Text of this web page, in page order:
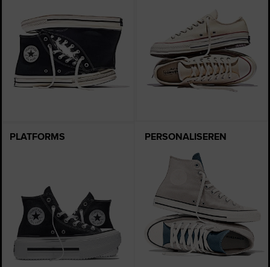
PLATFORMS PERSONALISEREN